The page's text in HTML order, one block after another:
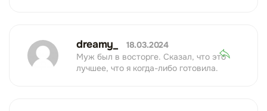
dreamy_
18.03.2024
Муж был в восторге. Сказал, что это
лучшее, что я когда-либо готовила.